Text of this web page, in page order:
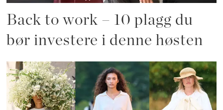
Back to work – 10 plagg du
bør investere i denne høsten